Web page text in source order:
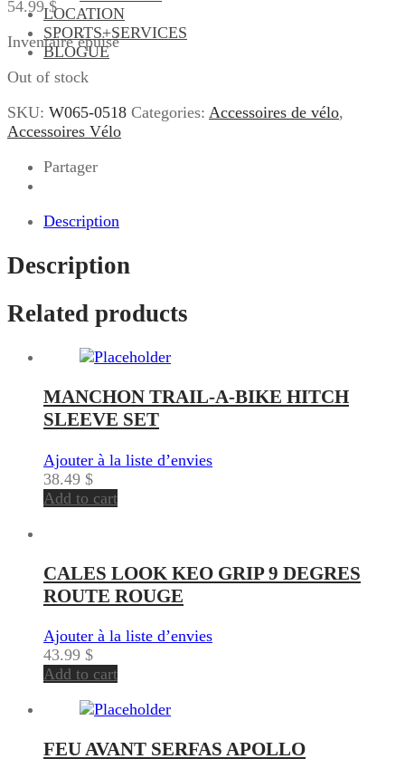
LOCATION
SPORTS+SERVICES
BLOGUE
54.99$
Inventaire épuisé
Out of stock
SKU: W065-0518 Categories: Accessoires de vélo,
Accessoires Vélo
Partager
Description
Description
Related products
MANCHON TRAIL-A-BIKE HITCH
SLEEVE SET
Ajouter à la liste d’envies
38.49 $
Add to cart
CALES LOOK KEO GRIP 9 DEGRES
ROUTE ROUGE
Ajouter à la liste d’envies
43.99 $
Add to cart
FEU AVANT SERFAS APOLLO